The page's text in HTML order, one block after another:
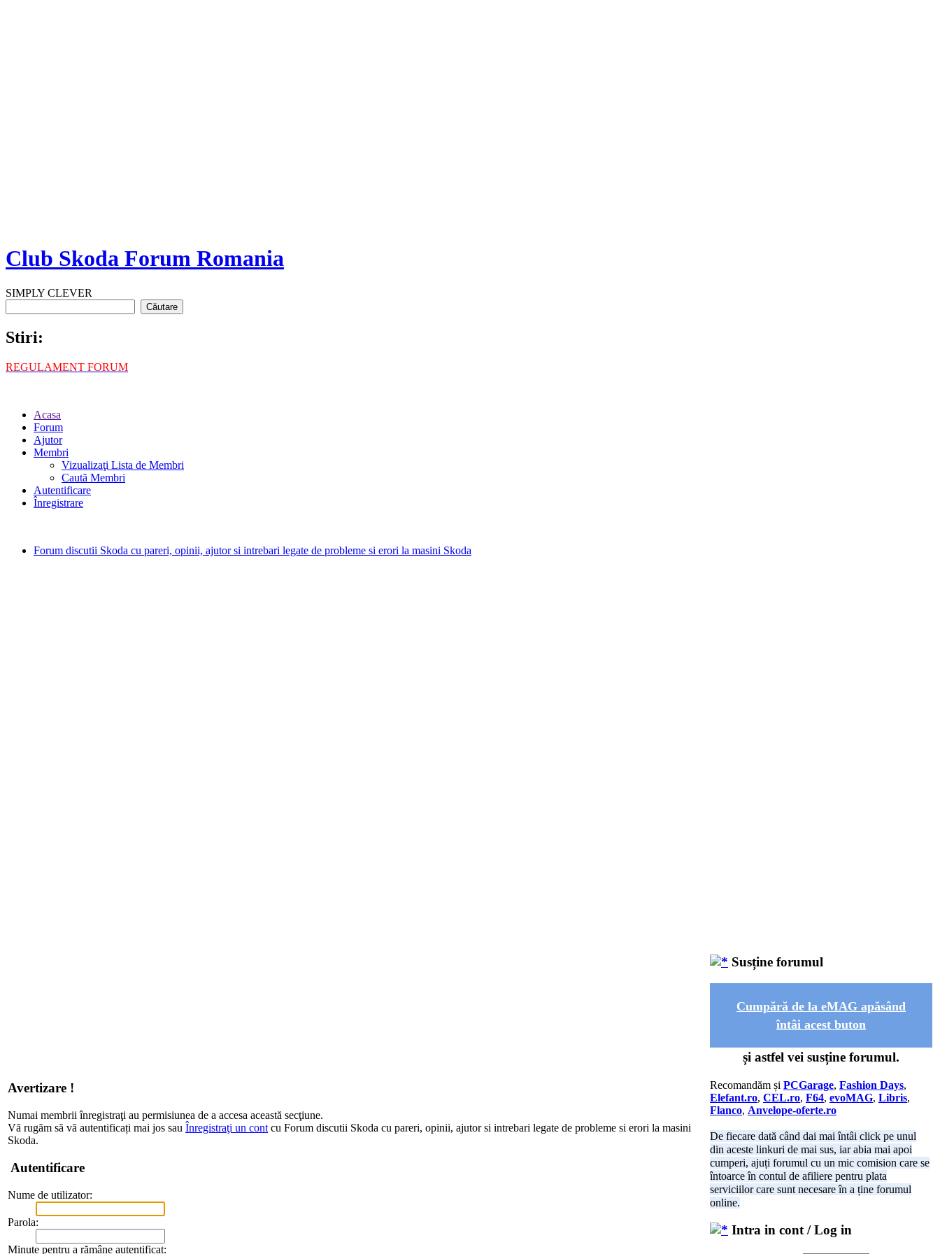
Club Skoda Forum Romania
SIMPLY CLEVER
Stiri:
REGULAMENT FORUM
Acasa
Forum
Ajutor
Membri
Vizualizaţi Lista de Membri
Caută Membri
Autentificare
Înregistrare
Forum discutii Skoda cu pareri, opinii, ajutor si intrebari legate de probleme si erori la masini Skoda
Avertizare !
Numai membrii înregistraţi au permisiunea de a accesa această secţiune.
Vă rugăm să vă autentificați mai jos sau Înregistraţi un cont cu Forum discutii Skoda cu pareri, opinii, ajutor si intrebari legate de probleme si erori la masini
Skoda.
Autentificare
Nume de utilizator:
Parola:
Minute pentru a rămâne autentificat:
Susține forumul
Cumpără de la eMAG apăsând
întâi acest buton
și astfel vei susține forumul.
Recomandăm și PCGarage, Fashion Days,
Elefant.ro, CEL.ro, F64, evoMAG, Libris,
Flanco, Anvelope-oferte.ro
De fiecare dată când dai mai întâi click pe unul
din aceste linkuri de mai sus, iar abia mai apoi
cumperi, ajuți forumul cu un mic comision care se
întoarce în contul de afiliere pentru plata
serviciilor care sunt necesare în a ține forumul
online.
Intra in cont / Log in